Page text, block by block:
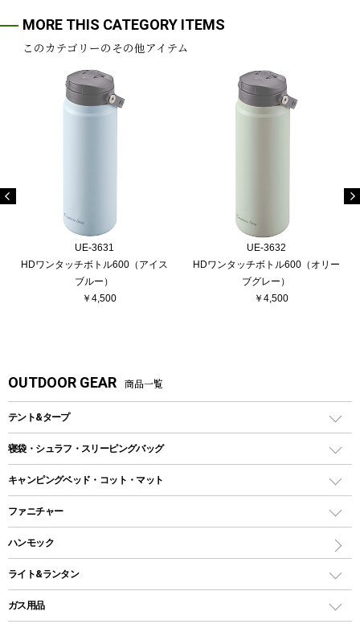
MORE THIS CATEGORY ITEMS
このカテゴリーのその他アイテム
UE-3631
HDワンタッチボトル600（アイス
ブルー）
￥4,500
UE-3632
HDワンタッチボトル600（オリー
ブグレー）
￥4,500
OUTDOOR GEAR 商品一覧
テント&タープ
テント
ツールームテント
ワンポールテント
シェルターテント
ロッジ型・オリジナルテント
寝袋・シュラフ・スリーピングバッグ
レクタングラー型（封筒型）シュラフ
インナーシュラフ
キャンピングベッド・コット・マット
キャンピングベッド・コット
インフレータブルマット
ファニチャー
アウトドアテーブル
レジャーシート
ハンモック
ライト&ランタン
LEDランタン
ガス用品